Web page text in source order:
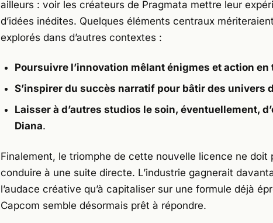
ailleurs : voir les créateurs de Pragmata mettre leur
d’idées inédites. Quelques éléments centraux
explorés dans d’autres contextes :
Poursuivre l’innovation mêlant énigmes et action en
S’inspirer du succès narratif pour bâtir des univers
Laisser à d’autres studios le soin, éventuellement,
Diana.
Finalement, le triomphe de cette nouvelle licence ne doit
conduire à une suite directe. L’industrie gagnerait
l’audace créative qu’à capitaliser sur une formule déjà
Capcom semble désormais prêt à répondre.